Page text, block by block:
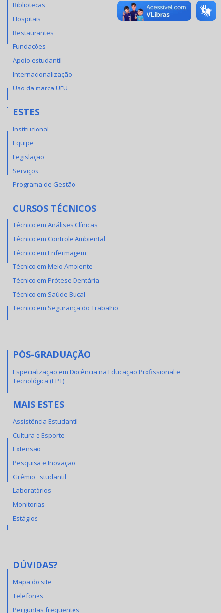
Bibliotecas
Hospitais
Restaurantes
Fundações
Apoio estudantil
Internacionalização
Uso da marca UFU
ESTES
Institucional
Equipe
Legislação
Serviços
Programa de Gestão
CURSOS TÉCNICOS
Técnico em Análises Clínicas
Técnico em Controle Ambiental
Técnico em Enfermagem
Técnico em Meio Ambiente
Técnico em Prótese Dentária
Técnico em Saúde Bucal
Técnico em Segurança do Trabalho
PÓS-GRADUAÇÃO
Especialização em Docência na Educação Profissional e
Tecnológica (EPT)
MAIS ESTES
Assistência Estudantil
Cultura e Esporte
Extensão
Pesquisa e Inovação
Grêmio Estudantil
Laboratórios
Monitorias
Estágios
DÚVIDAS?
Mapa do site
Telefones
Perguntas frequentes